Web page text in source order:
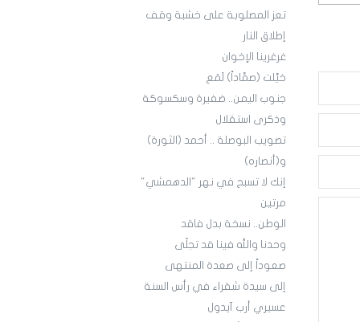
تعز المصلوبة على خشبة وقف
إطلاق النار
غرغرينا الإخوان
خيَّلت (صمَّاداً) لَمَع
جنوب اليمن.. ضفيرة وسكسوكة
وذكرى استقلال
تصويب البوصلة .. أحمد (الثورة)
و(أنصاره)
إنك لا تسبح في نهر "الدهمشي"
مرتين
الوطن.. نسخة بدل فاقد
وحدنا والله فينا قد تجلّى
صعوداً إلى صعدة المنتهى
إلى سيدة شقراء في رأس السنة
عسيري أرب آيدول